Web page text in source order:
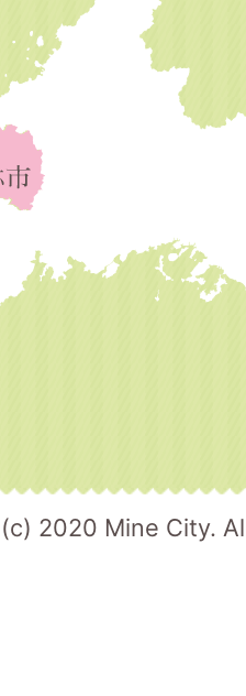
2020 Mine City.